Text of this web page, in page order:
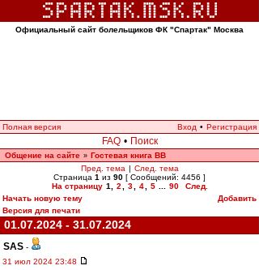
Официальный сайт болельщиков ФК "Спартак" Москва
Полная версия Вход • Регистрация
FAQ • Поиск
Общение на сайте » Гостевая книга ВВ
Пред. тема | След. тема
Страница 1 из 90 [ Сообщений: 4456 ]
На страницу 1 2 3 4 5 90
След.
Начать новую тему
Добавить
Версия для печати
01.07.2024 - 31.07.2024
SAS -
31 июл 2024 23:48